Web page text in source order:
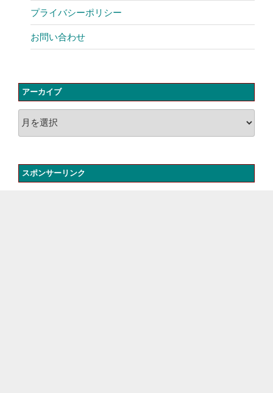
プライバシーポリシー
お問い合わせ
アーカイブ
ー
ブ
スポンサーリンク